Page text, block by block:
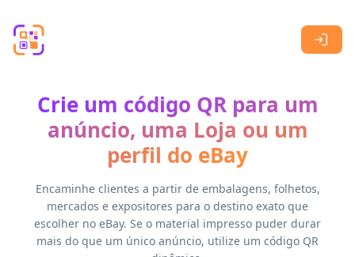
Crie um código QR para um
anúncio, uma Loja ou um
perfil do eBay
Encaminhe clientes a partir de embalagens, folhetos,
mercados e expositores para o destino exato que
escolher no eBay. Se o material impresso puder durar
mais do que um único anúncio, utilize um código QR